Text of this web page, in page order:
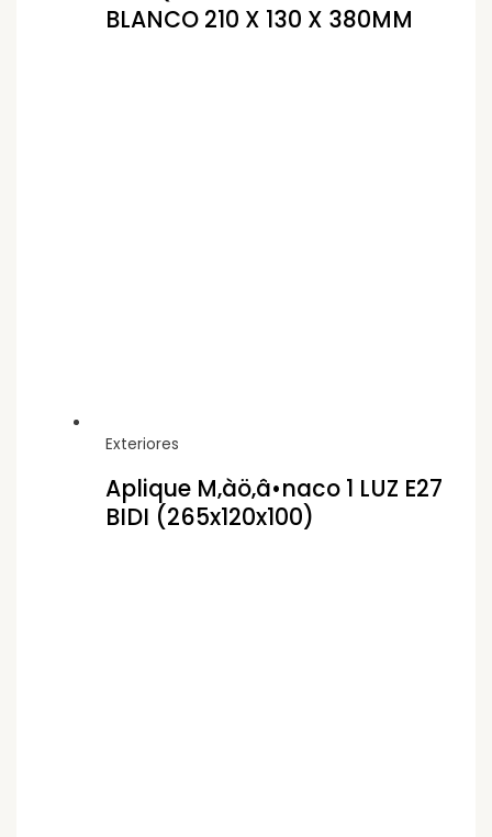
BLANCO 210 X 130 X 380MM
Exteriores
Aplique M‚àö‚â•naco 1 LUZ E27
BIDI (265x120x100)